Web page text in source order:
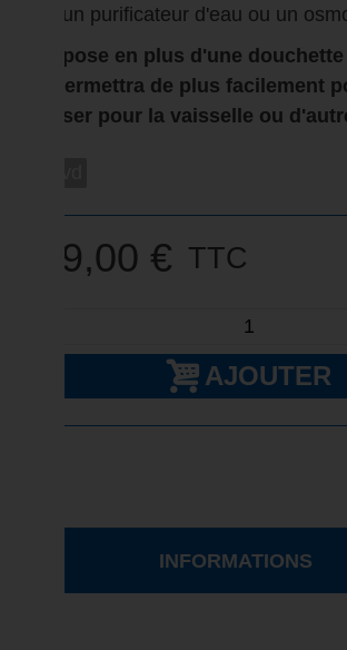
pour un purificateur d'eau ou un
Il dispose en plus d'une
qui permettra de plus facilement
l'utiliser pour la vaisselle ou
109,00 € TTC
AJOUTER
INFORMATIONS